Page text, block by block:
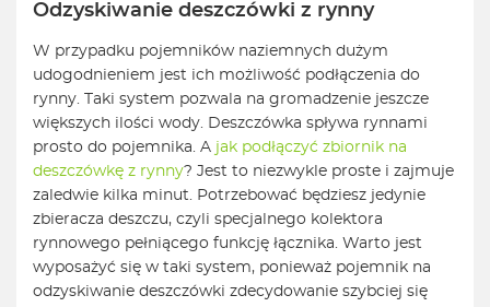
Odzyskiwanie deszczówki z rynny
W przypadku pojemników naziemnych dużym
udogodnieniem jest ich możliwość podłączenia do
rynny. Taki system pozwala na gromadzenie jeszcze
większych ilości wody. Deszczówka spływa rynnami
prosto do pojemnika. A jak podłączyć zbiornik na
deszczówkę z rynny? Jest to niezwykle proste i zajmuje
zaledwie kilka minut. Potrzebować będziesz jedynie
zbieracza deszczu, czyli specjalnego kolektora
rynnowego pełniącego funkcję łącznika. Warto jest
wyposażyć się w taki system, ponieważ pojemnik na
odzyskiwanie deszczówki zdecydowanie szybciej się